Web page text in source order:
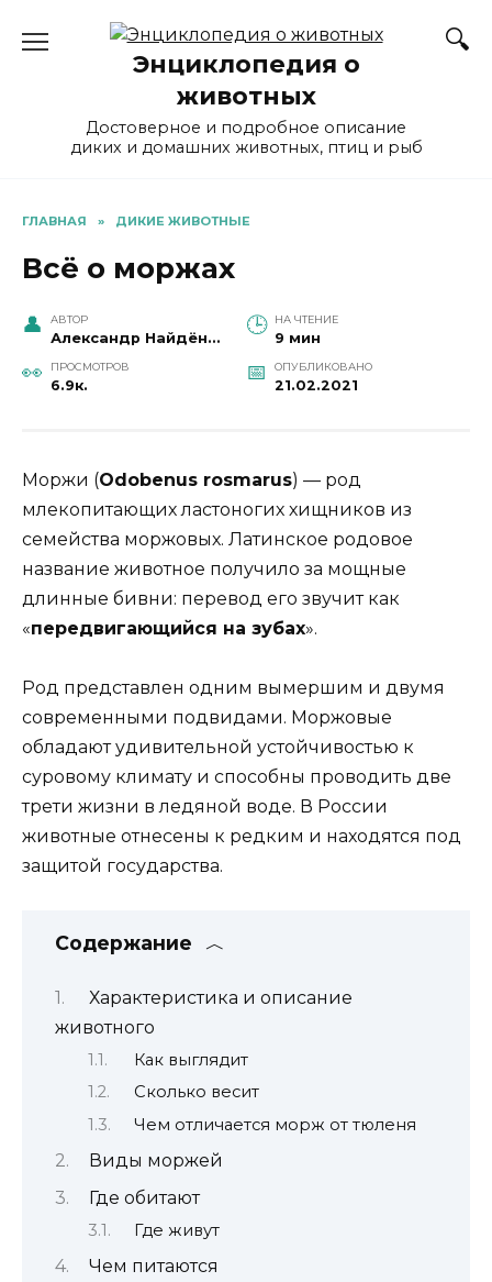
Энциклопедия о
животных
Достоверное и подробное описание
диких и домашних животных, птиц и рыб
ГЛАВНАЯ » ДИКИЕ ЖИВОТНЫЕ
Всё о моржах
АВТОР
Александр Найдёнов
НА ЧТЕНИЕ
9 мин
ПРОСМОТРОВ
6.9к.
ОПУБЛИКОВАНО
21.02.2021
Моржи (Odobenus rosmarus) — род
млекопитающих ластоногих хищников из
семейства моржовых. Латинское родовое
название животное получило за мощные
длинные бивни: перевод его звучит как
«передвигающийся на зубах».
Род представлен одним вымершим и двумя
современными подвидами. Моржовые
обладают удивительной устойчивостью к
суровому климату и способны проводить две
трети жизни в ледяной воде. В России
животные отнесены к редким и находятся под
защитой государства.
Содержание
Характеристика и описание
животного
Как выглядит
Сколько весит
Чем отличается морж от тюленя
Виды моржей
Где обитают
Где живут
Чем питаются